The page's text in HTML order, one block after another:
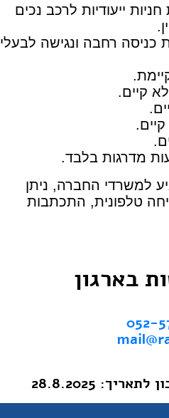
חניות ייעודיות לרכב נכים
כניסה רחבה ונגישה לבעלי
קיים.
מדרגות בלבד.
למשרדי החברה, ניתן
טלפונית, התכתבות
בארגון
052-
28.8.2025